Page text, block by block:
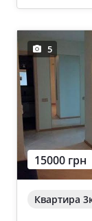
5
15000 грн
Квартира